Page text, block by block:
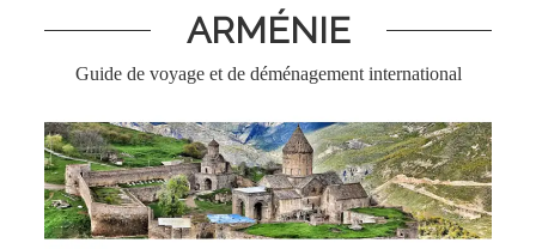
ARMÉNIE
Guide de voyage et de déménagement international